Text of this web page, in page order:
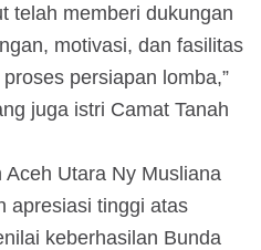
telah memberi dukungan
motivasi, dan fasilitas
persiapan lomba,”
juga istri Camat Tanah
Utara Ny Musliana
apresiasi tinggi atas
keberhasilan Bunda